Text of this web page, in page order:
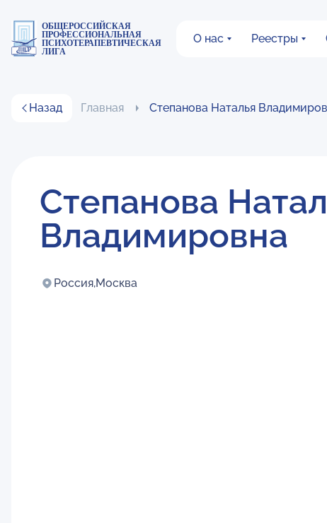
ОБЩЕРОССИЙСКАЯ
ПРОФЕССИОНАЛЬНАЯ
ПСИХОТЕРАПЕВТИЧЕСКАЯ
ЛИГА
О нас Реестры
Назад Главная Степанова Наталья
Степанова
Владимировна
Россия,Москва